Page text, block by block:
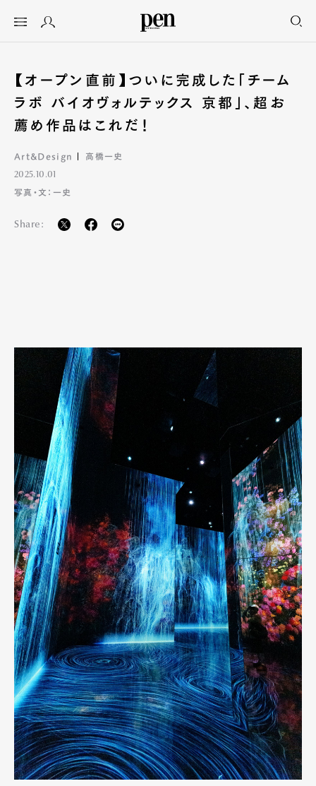
【オープン直前】ついに完成した「チーム
ラボ バイオヴォルテックス 京都」、超お
薦め作品はこれだ！
Art&Design 高橋一史
2025.10.01
写真・文：一史
Share: